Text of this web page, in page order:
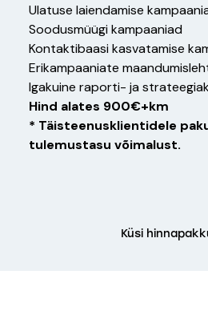
Ulatuse laiendamise
Soodusmüügi kampaaniad
Kontaktibaasi kasvatamise
Erikampaaniate
Igakuine raporti- ja
Hind alates 900€+km
* Täisteenusklientidele
tulemustasu võimalust.
Küsi